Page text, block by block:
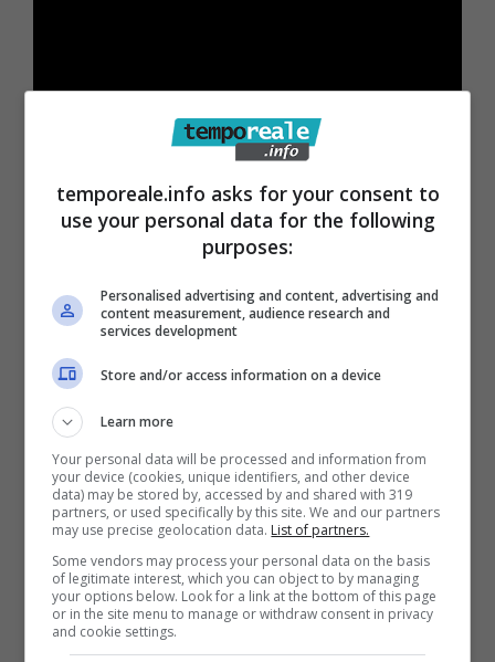
“UniCredit è da sempre vicina alle esigenze
del territorio – sottolinea Roberto Fiorini,
Regional Manager Centro di UniCredit–
fornendo un contributo concreto alle
necessità delle comunità in cui opera. La
nostra donazioneè stata resa possibile
grazie al Progetto Carta Etica, un’iniziativa di
solidarietà dalla Banca che prevede che il
due per mille delle spese effettuate dai
clienti con le “Carte Etiche”emessa dalla
banca vada ad alimentare, senza alcun onere
a carico del titolare della carta, uno specifico
Fondo le cui disponibilità sono destinate a
diverse iniziative e progetti di solidarietà
portate avanti da organizzazioni senza scopo
temporeale.info asks for your consent to
use your personal data for the following
purposes:
Personalised advertising and content, advertising and
content measurement, audience research and
services development
Store and/or access information on a device
Learn more
Your personal data will be processed and information from
your device (cookies, unique identifiers, and other device
data) may be stored by, accessed by and shared with 319
partners, or used specifically by this site. We and our partners
may use precise geolocation data. List of partners.
Some vendors may process your personal data on the basis
of legitimate interest, which you can object to by managing
your options below. Look for a link at the bottom of this page
or in the site menu to manage or withdraw consent in privacy
and cookie settings.